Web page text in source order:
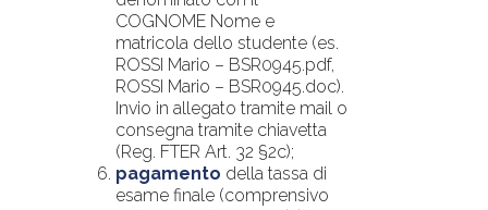
COGNOME Nome e
matricola dello studente (es.
ROSSI Mario – BSR0945.pdf,
ROSSI Mario – BSR0945.doc).
Invio in allegato tramite mail o
consegna tramite chiavetta
(Reg. FTER Art. 32 §2c);
pagamento della tassa di
esame finale (comprensivo